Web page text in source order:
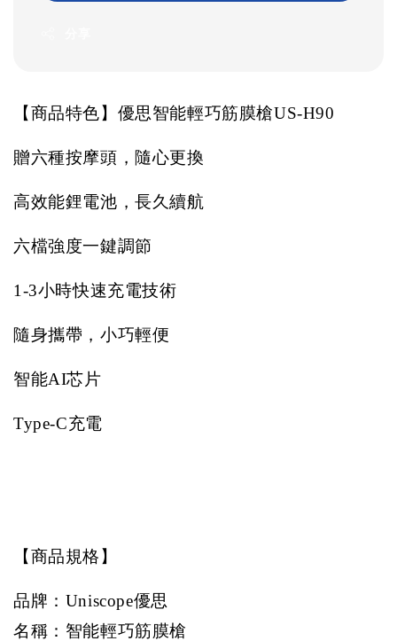
【商品特色】優思智能輕巧筋膜槍US-H90
贈六種按摩頭，隨心更換
高效能鋰電池，長久續航
六檔強度一鍵調節
1-3小時快速充電技術
隨身攜帶，小巧輕便
智能AI芯片
Type-C充電
【商品規格】
品牌： Uniscope優思
名稱：智能輕巧筋膜槍